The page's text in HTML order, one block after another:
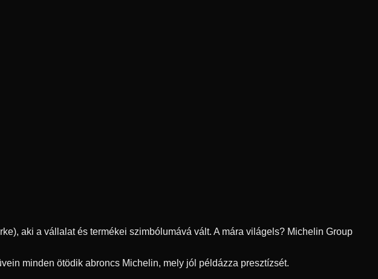
aki a vállalat és termékei szimbólumává vált. A mára világels? Michelin Group
minden ötödik abroncs Michelin, mely jól példázza presztízsét.